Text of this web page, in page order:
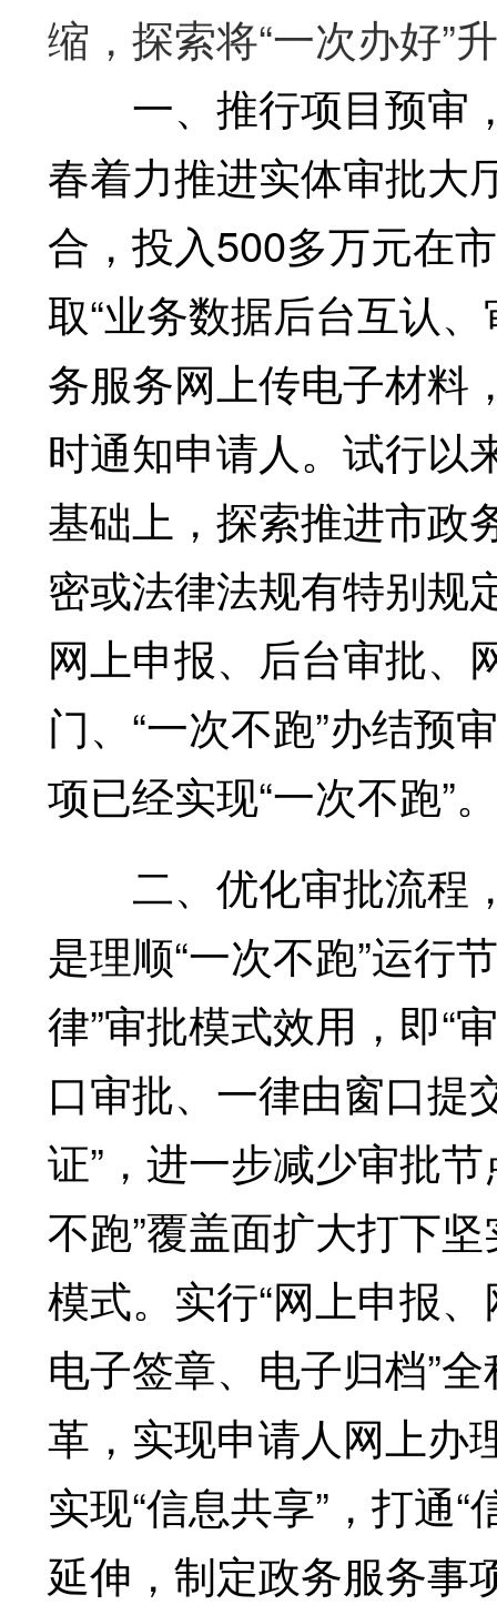
缩，探索将“一次办好”
一、推行项目预审，
春着力推进实体审批大
合，投入500多万元在
取“业务数据后台互认
务服务网上传电子材料
时通知申请人。试行以
基础上，探索推进市政
密或法律法规有特别规
网上申报、后台审批、
门、“一次不跑”办结预
项已经实现“一次不跑”。
二、优化审批流程，
是理顺“一次不跑”运行
律”审批模式效用，即“
口审批、一律由窗口提
证”，进一步减少审批
不跑”覆盖面扩大打下
模式。实行“网上申报
电子签章、电子归档”
革，实现申请人网上办
实现“信息共享”，打通
延伸，制定政务服务事